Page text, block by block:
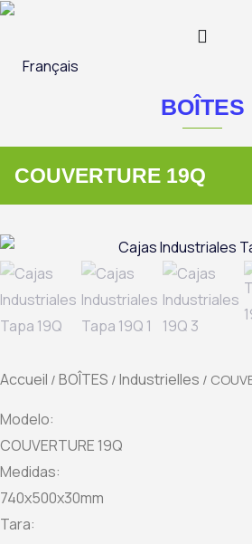
Aller
contenu
Français
BOÎTES
COUVERTURE 19Q
Accueil / BOÎTES / Industrielles /
Modelo:
COUVERTURE 19Q
Medidas:
740x500x30mm
Tara: